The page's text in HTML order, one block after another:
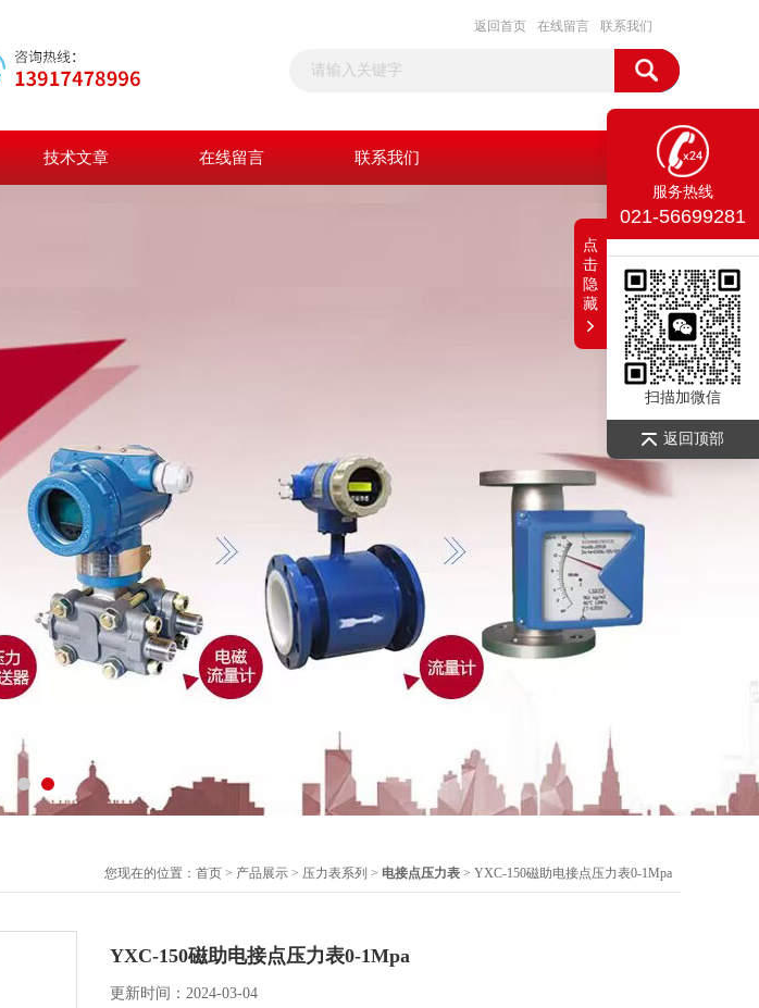
返回首页 在线留言 联系我们
技术文章 在线留言 联系我们
您现在的位置： 首页 > 产品展示 > 压力表系列 > 电接点压力表 > YXC-150磁助电接点压力表0-1Mpa
YXC-150磁助电接点压力表0-1Mpa
更新时间：2024-03-04
服务热线
021-56699281
扫描加微信
返回顶部
点
击
隐
藏